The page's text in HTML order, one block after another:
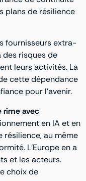
plans de résilience
fournisseurs extra-
des risques de
leurs activités. La
cette dépendance
pour l’avenir.
rime avec
en IA et en
au même
L’Europe en a
et les acteurs.
choix de